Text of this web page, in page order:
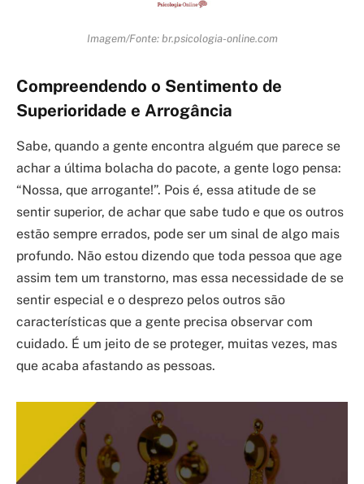
Imagem/Fonte: br.psicologia-online.com
Compreendendo o Sentimento de
Superioridade e Arrogância
Sabe, quando a gente encontra alguém que parece se
achar a última bolacha do pacote, a gente logo pensa:
“Nossa, que arrogante!”. Pois é, essa atitude de se
sentir superior, de achar que sabe tudo e que os outros
estão sempre errados, pode ser um sinal de algo mais
profundo. Não estou dizendo que toda pessoa que age
assim tem um transtorno, mas essa necessidade de se
sentir especial e o desprezo pelos outros são
características que a gente precisa observar com
cuidado. É um jeito de se proteger, muitas vezes, mas
que acaba afastando as pessoas.